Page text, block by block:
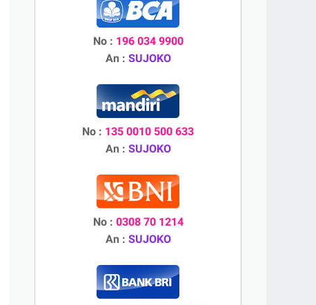
No : 196 034 9900
An : SUJOKO
No : 135 0010 500 633
An : SUJOKO
No : 0308 70 1214
An : SUJOKO